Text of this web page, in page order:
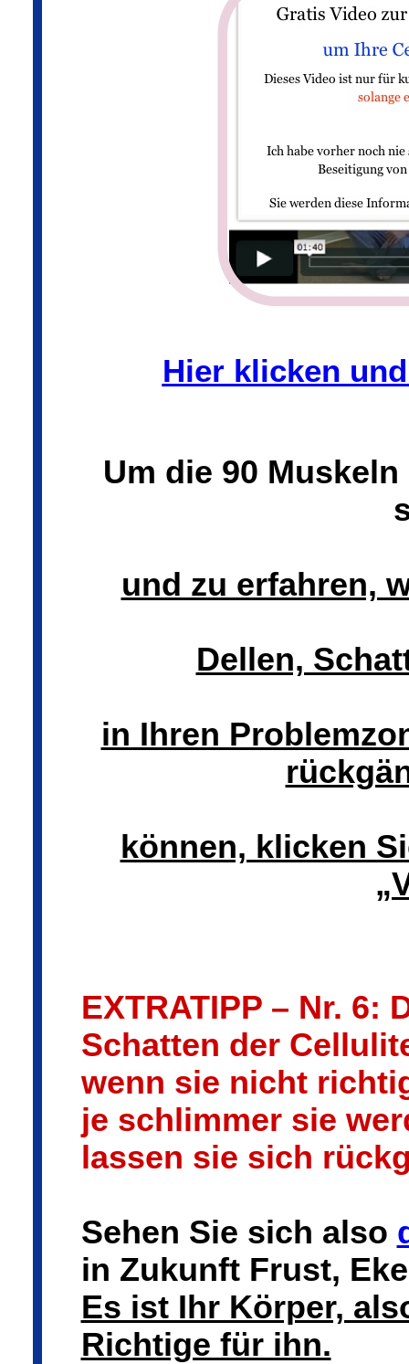
Hier klicken
Um die 90
und zu erfahren,
Dellen,
in Ihren
können, klicken
EXTRATIPP – Nr. 6:
Schatten der
wenn sie nicht
je schlimmer sie
lassen sie sich
Sehen Sie sich also
in Zukunft Frust,
Es ist Ihr Körper,
Richtige für ihn.